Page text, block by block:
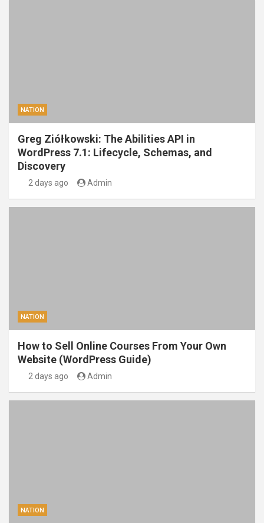
NATION
Greg Ziółkowski: The Abilities API in
WordPress 7.1: Lifecycle, Schemas, and
Discovery
2 days ago Admin
NATION
How to Sell Online Courses From Your Own
Website (WordPress Guide)
2 days ago Admin
NATION